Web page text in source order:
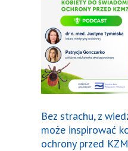
Bez strachu, z
może inspirować
ochrony przed